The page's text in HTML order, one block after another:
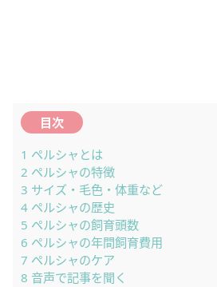
目次
1 ペルシャとは
2 ペルシャの特徴
3 サイズ・毛色・体重など
4 ペルシャの歴史
5 ペルシャの飼育頭数
6 ペルシャの年間飼育費用
7 ペルシャのケア
8 音声で記事を聞く